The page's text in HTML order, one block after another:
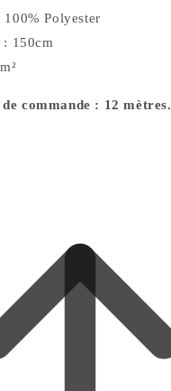
Polyester
150cm
commande : 12 mètres.